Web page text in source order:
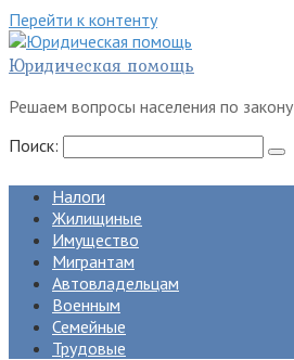
Перейти к контенту
Юридическая помощь
Решаем вопросы населения по закону
Поиск:
Налоги
Жилищиные
Имущество
Мигрантам
Автовладельцам
Военным
Семейные
Трудовые